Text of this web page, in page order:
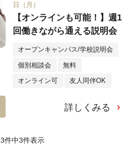
日（月）
【オンラインも可能！】週1
回働きながら通える説明会
オープンキャンパス/学校説明会
個別相談会 無料
オンライン可 友人同伴OK
詳しくみる
3件中3件表示